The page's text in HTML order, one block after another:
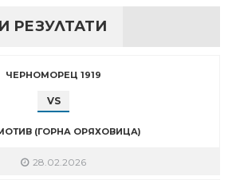
РЕЗУЛТАТИ
ЧЕРНОМОРЕЦ 1919
VS
(ГОРНА ОРЯХОВИЦА)
28.02.2026